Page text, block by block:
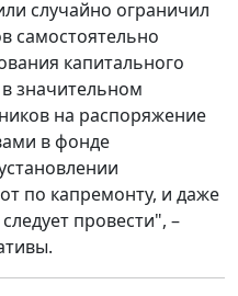
случайно ограничил
самостоятельно
капитального
значительном
на распоряжение
в фонде
по капремонту, и даже
провести", –